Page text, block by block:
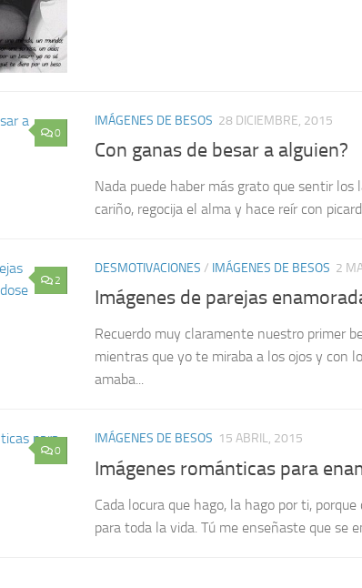
0
IMÁGENES DE BESOS 28 DICIEMBRE, 2015
Con ganas de besar a alguien?
Nada puede haber más grato que sentir los
cariño, regocija el alma y hace reír con
2
DESMOTIVACIONES / IMÁGENES DE BESOS 2
Imágenes de parejas
Recuerdo muy claramente nuestro primer
mientras que yo te miraba a los ojos y con
amaba...
0
IMÁGENES DE BESOS 15 ABRIL, 2015
Imágenes románticas para
Cada locura que hago, la hago por ti,
para toda la vida. Tú me enseñaste que se